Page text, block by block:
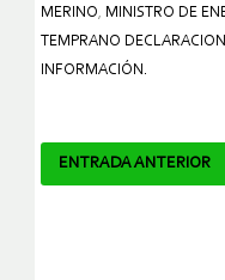
MERINO
MINISTRO DE
TEMPRANO
INFORMACIÓN.
Navegador
ENTRADA ANTERIOR